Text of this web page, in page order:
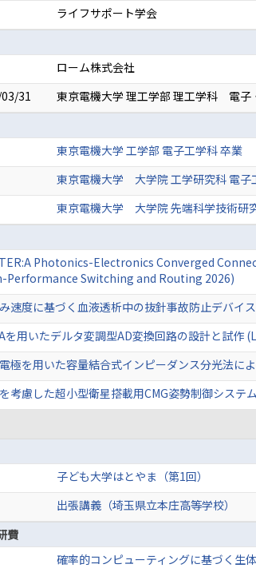
ライフサポート学会
ローム株式会社
31
東京電機大学 理工学部 理工学科 電子
東京電機大学 工学部 電子工学科 卒業
東京電機大学 大学院 工学研究科 電子
東京電機大学 大学院 先端科学技術研
Photonics-Electronics Converged
Performance Switching and Routing 2026)
速度に基づく血液透析中の抜針事故防止デバイ
を用いたデルタ変調型AD変換回路の設計と試作
極を用いた容量結合式インピーダンス分光法に
考慮した超小型衛星搭載用CMG姿勢制御シス
子ども大学はとやま（第1回）
出張講義（埼玉県立本庄高等学校）
費
確率的コンピューティングに基づく生